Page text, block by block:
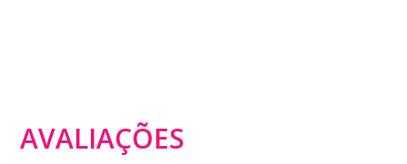
AVALIAÇÕES